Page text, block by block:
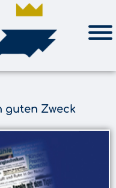
guten Zweck